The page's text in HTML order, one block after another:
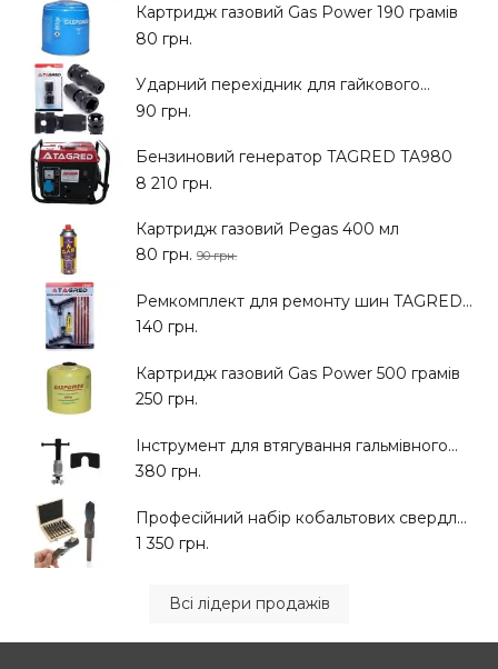
Картридж газовий Gas Power 190 грамів
80 грн.
Ударний перехідник для гайкового...
90 грн.
Бензиновий генератор TAGRED TA980
8 210 грн.
Картридж газовий Pegas 400 мл
80 грн. 90 грн.
Ремкомплект для ремонту шин TAGRED...
140 грн.
Картридж газовий Gas Power 500 грамів
250 грн.
Інструмент для втягування гальмівного...
380 грн.
Професійний набір кобальтових свердл...
1 350 грн.
Всі лідери продажів